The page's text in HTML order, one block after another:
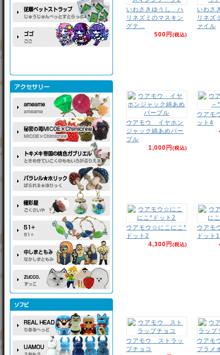
いわさきゆうし ハ
リネズミのマスキン
グテ...
500円(税込)
いわさ
リネズ
ァイル
ウアモウ イヤホン
ジャック綿あめパー
プル
1,000円(税込)
ウアモ
ット4
ウアモウ☆にこにこ*
ドット2
4,300円(税込)
ウアモ
ドット1
ウアモウ ストラッ
プチョコ
ウアモ
プラメ